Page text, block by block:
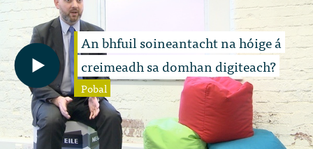
An bhfuil soineantacht na hóige á
creimeadh sa domhan digiteach?
Pobal